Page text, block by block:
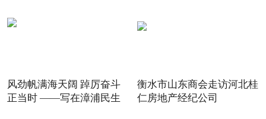
风劲帆满海天阔 踔厉奋斗
正当时 ——写在漳浦民生
衡水市山东商会走访河北桂
仁房地产经纪公司